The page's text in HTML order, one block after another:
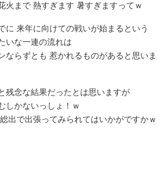
火まで 熱すぎます 暑すぎますってｗ
に 来年に向けての戦いが始まるという
いな一連の流れは
ならずとも 惹かれるものがあると思いま
残念な結果だったとは思いますが
しかないっしょ！ｗ
出で出張ってみられてはいかがですかｗ